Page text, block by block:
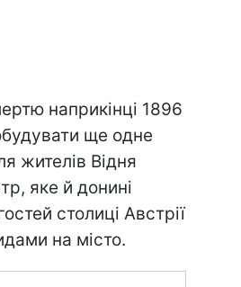
наприкінці 1896
ще одне
жителів Відня
яке й донині
столиці Австрії
на місто.